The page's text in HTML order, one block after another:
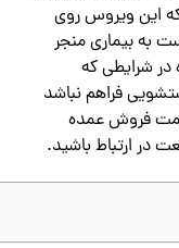
این ویروس روی
بیماری منجر
در شرایطی که
فراهم نباشد
فروش عمده